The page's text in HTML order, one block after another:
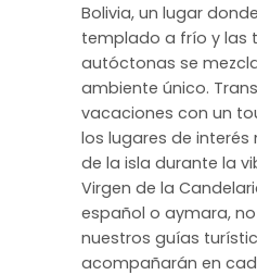
Bolivia, un lugar
templado a frío y las
autóctonas se
ambiente único.
vacaciones con un
los lugares de
de la isla durante la
Virgen de la
español o aymara,
nuestros guías
acompañarán en